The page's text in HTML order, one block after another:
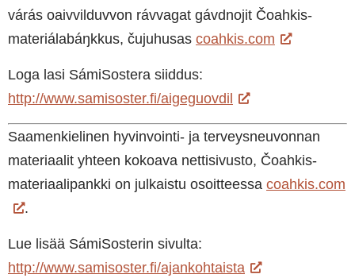
várás oaivvilduvvon rávvagat gávdnojit Čoahkis-
materiálabáŋkkus, čujuhusas coahkis.com
Loga lasi SámiSostera siiddus:
http://www.samisoster.fi/aigeguovdil
Saamenkielinen hyvinvointi- ja terveysneuvonnan
materiaalit yhteen kokoava nettisivusto, Čoahkis-
materiaalipankki on julkaistu osoitteessa coahkis.com
.
Lue lisää SámiSosterin sivulta:
http://www.samisoster.fi/ajankohtaista